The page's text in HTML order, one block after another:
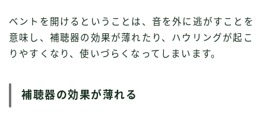
ベントを開けるということは、音を外に逃がすことを
意味し、補聴器の効果が薄れたり、ハウリングが起こ
りやすくなり、使いづらくなってしまいます。
補聴器の効果が薄れる